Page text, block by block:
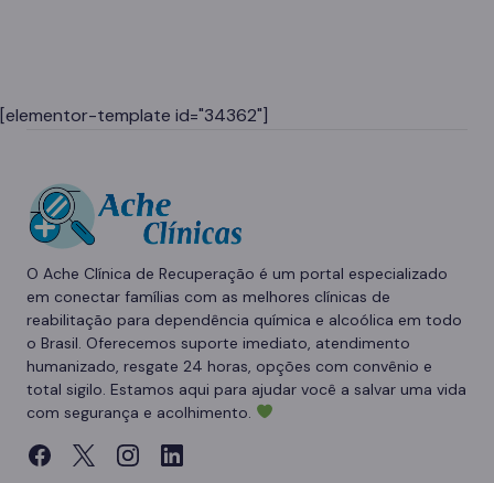
[elementor-template id="34362"]
O Ache Clínica de Recuperação é um portal especializado
em conectar famílias com as melhores clínicas de
reabilitação para dependência química e alcoólica em todo
o Brasil. Oferecemos suporte imediato, atendimento
humanizado, resgate 24 horas, opções com convênio e
total sigilo. Estamos aqui para ajudar você a salvar uma vida
com segurança e acolhimento.